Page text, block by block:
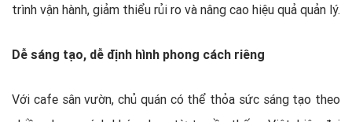
trình vận hành, giảm thiểu rủi ro và nâng cao hiệu quả quản lý.
Dễ sáng tạo, dễ định hình phong cách riêng
Với cafe sân vườn, chủ quán có thể thỏa sức sáng tạo theo